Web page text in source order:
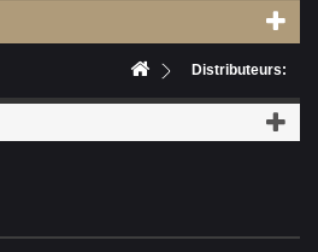
Distributeurs: